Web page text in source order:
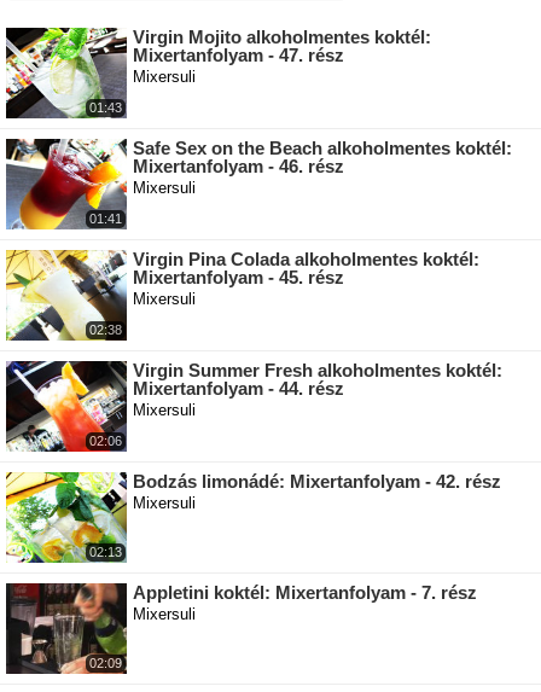
01:43
Virgin Mojito alkoholmentes koktél:
Mixertanfolyam - 47. rész
Mixersuli
01:41
Safe Sex on the Beach alkoholmentes koktél:
Mixertanfolyam - 46. rész
Mixersuli
02:38
Virgin Pina Colada alkoholmentes koktél:
Mixertanfolyam - 45. rész
Mixersuli
02:06
Virgin Summer Fresh alkoholmentes koktél:
Mixertanfolyam - 44. rész
Mixersuli
02:13
Bodzás limonádé: Mixertanfolyam - 42. rész
Mixersuli
02:09
Appletini koktél: Mixertanfolyam - 7. rész
Mixersuli